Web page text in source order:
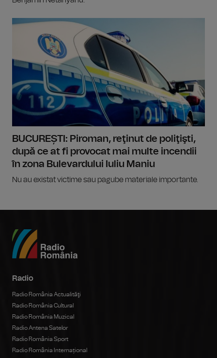
BUCUREȘTI: Piroman, reţinut de poliţişti,
după ce at fi provocat mai multe incendii
în zona Bulevardului Iuliu Maniu
Nu au existat victime sau pagube materiale importante.
Radio
Radio România Actualităţi
Radio România Cultural
Radio România Muzical
Radio Antena Satelor
Radio România Sport
Radio România Internațional